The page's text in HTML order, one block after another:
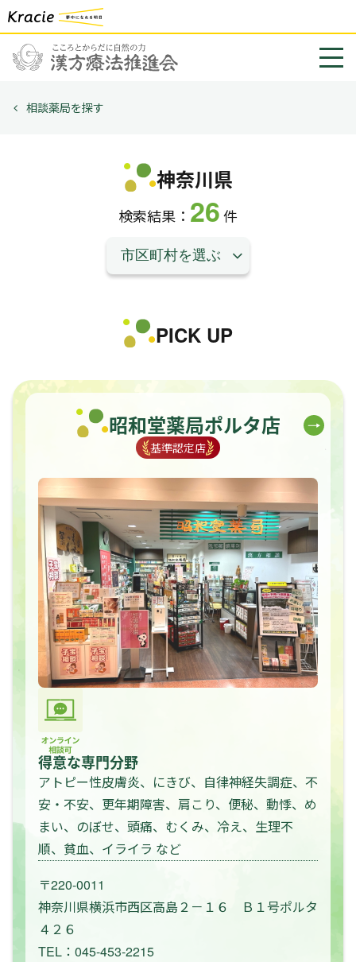
相談薬局を探す
神奈川県
検索結果： 26件
PICK UP
昭和堂薬局ポルタ店
基準認定店
得意な専門分野
アトピー性皮膚炎、にきび、自律神経失調症、不
安・不安、更年期障害、肩こり、便秘、動悸、め
まい、のぼせ、頭痛、むくみ、冷え、生理不
順、貧血、イライラ など
〒220-0011
神奈川県横浜市西区高島２－１６ Ｂ１号ポルタ
４２６
TEL：045-453-2215